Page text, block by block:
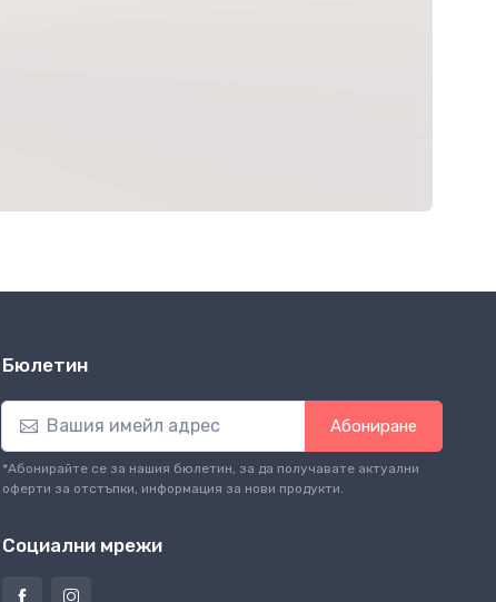
Бюлетин
Абониране
*Абонирайте се за нашия бюлетин, за да получавате актуални
оферти за отстъпки, информация за нови продукти.
Социални мрежи